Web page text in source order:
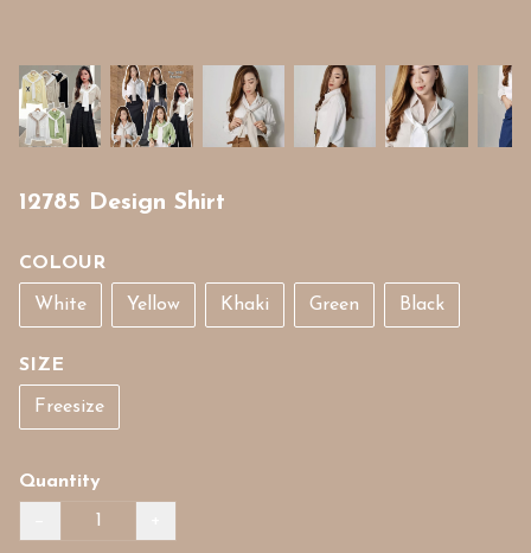
12785 Design Shirt
COLOUR
White Yellow Khaki Green Black
SIZE
Freesize
Quantity